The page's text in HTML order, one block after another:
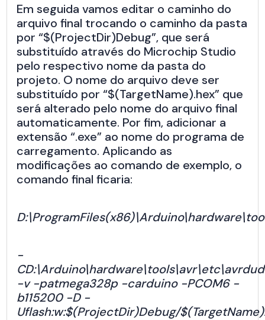
Em seguida vamos editar o caminho do
arquivo final trocando o caminho da pasta
por “$(ProjectDir)Debug”, que será
substituído através do Microchip Studio
pelo respectivo nome da pasta do
projeto. O nome do arquivo deve ser
substituído por “$(TargetName).hex” que
será alterado pelo nome do arquivo final
automaticamente. Por fim, adicionar a
extensão “.exe” ao nome do programa de
carregamento. Aplicando as
modificações ao comando de exemplo, o
comando final ficaria:
-
-v -patmega328p -carduino -PCOM6 -
b115200 -D -
Uflash:w:$(ProjectDir)Debug/